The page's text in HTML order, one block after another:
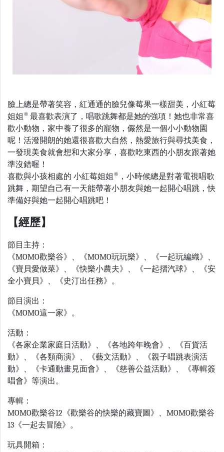
臉上總是帶著笑容，紅通通的臉兒像莓果一樣甜美，小紅莓
姐姐 ® 最喜歡表演了，唱歌跳舞都是她的強項！她也非常喜
歡小動物，家中養了很多的寵物，儼然是一個小小動物園
呢！活潑開朗的她還很喜歡大自然，熱愛旅行與尋找美食，
一發現美食就會想和大家分享，喜歡吃東西的小朋友跟著她
準沒錯喔！
喜歡與小孩相處的 小紅莓姐姐 ® ，小時候總是對著電視唱歌
跳舞，期望自己有一天能帶著小朋友與她一起開心唱跳，快
準備好與她一起開心唱跳吧！
【經歷】
節目主持：
《MOMO歡樂谷》、《MOMO玩玩樂》、《一起玩編織》、
《寶貝愛做菜》、《快樂小農夫》、《一起摺汽球》、《安
全小寶貝》、《史汀出任務》。
節目演出：
《MOMO這一家》。
活動：
《各家企業家庭日活動》、《各地跨年晚會》、《百貨活
動》、《各類商演》、《藝文活動》、《親子唱跳表演活
動》、《卡通動畫見面會》、《慈善公益活動》、《專輯簽
唱會》等演出。
專輯：
MOMO歡樂谷12《歡樂谷的快樂的藏寶圖》、MOMO歡樂谷
13《一起去冒險》。
玩具開箱：